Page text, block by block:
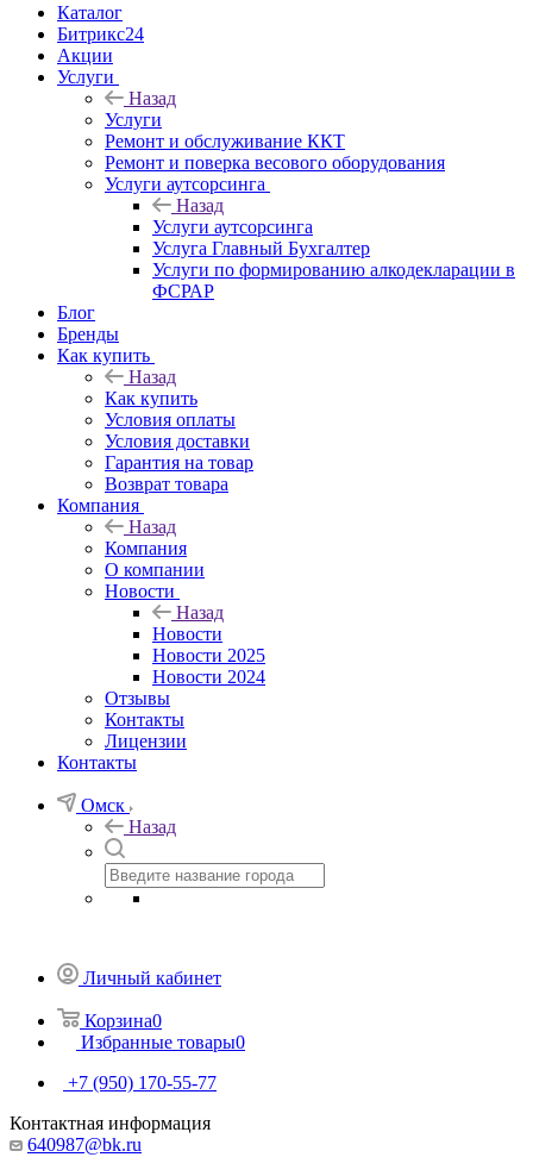
Каталог
Битрикс24
Акции
Услуги
Назад
Услуги
Ремонт и обслуживание ККТ
Ремонт и поверка весового оборудования
Услуги аутсорсинга
Назад
Услуги аутсорсинга
Услуга Главный Бухгалтер
Услуги по формированию алкодекларации в
ФСРАР
Блог
Бренды
Как купить
Назад
Как купить
Условия оплаты
Условия доставки
Гарантия на товар
Возврат товара
Компания
Назад
Компания
О компании
Новости
Назад
Новости
Новости 2025
Новости 2024
Отзывы
Контакты
Лицензии
Контакты
Омск
Назад
Личный кабинет
Корзина0
Избранные товары0
+7 (950) 170-55-77
Контактная информация
640987@bk.ru